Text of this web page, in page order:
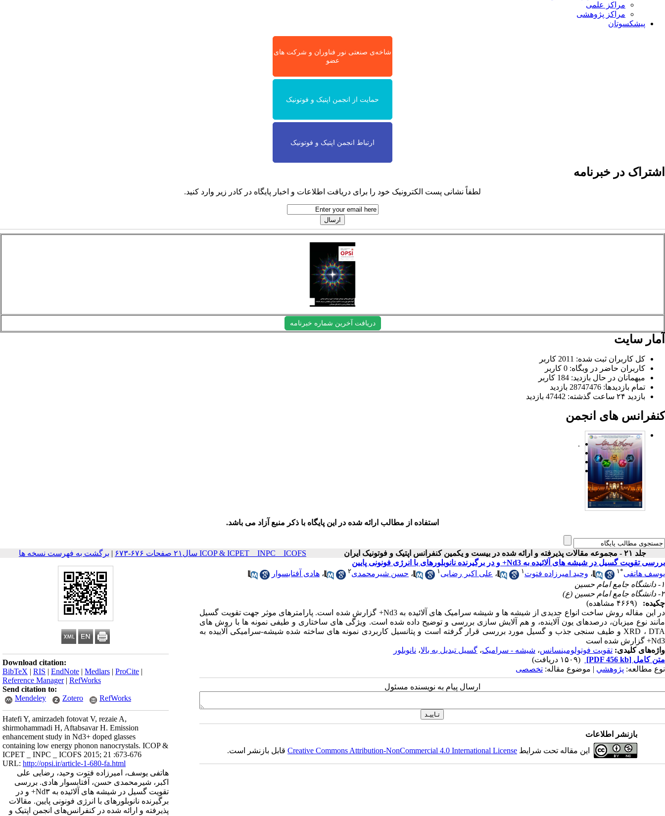
مراکز علمی
مراکز پژوهشی
پیشکسوتان
شاخه‌ی صنعتی نور فناوران و شرکت های
عضو
حمایت از انجمن اپتیک و فوتونیک
ارتباط انجمن اپتیک و فوتونیک
اشتراک در خبرنامه
لطفاً نشانی پست الکترونیک خود را برای دریافت اطلاعات و اخبار پایگاه در کادر زیر وارد کنید.
دریافت آخرین شماره خبرنامه
آمار سایت
کل کاربران ثبت شده: 2011 کاربر
کاربران حاضر در وبگاه: 0 کاربر
میهمانان در حال بازدید: 184 کاربر
تمام بازدید‌ها: 28747476 بازدید
بازدید ۲۴ ساعت گذشته: 47442 بازدید
کنفرانس های انجمن
.
استفاده از مطالب ارائه شده در این پایگاه با ذکر منبع آزاد می باشد.
جلد ۲۱ - مجموعه مقالات پذیرفته و ارائه شده در بیست و یکمین کنفرانس اپتیک و فوتونیک ایران ICOP & ICPET _ INPC _ ICOFS سال۲۱ صفحات ۶۷۶-۶۷۳ | برگشت به فهرست نسخه ها
Download citation:
BibTeX | RIS | EndNote | Medlars | ProCite |
Reference Manager| RefWorks
Send citation to:
Mendeley
Zotero RefWorks
Hatefi Y, amirzadeh fotovat V, rezaie A,
shirmohammadi H, Aftabsavar H. Emission
enhancement study in Nd3+ doped glasses
containing low energy phonon nanocrystals. ICOP &
ICPET _ INPC _ ICOFS 2015; 21 :673-676
URL: http://opsi.ir/article-1-680-fa.html
هاتفی یوسف، امیرزاده فتوت وحید، رضایی علی
اکبر، شیرمحمدی حسن، آفتابسوار هادی. بررسی
تقویت گسیل در شیشه های آلائیده به Nd۳+ و در
برگیرنده نانوبلورهای با انرژی فونونی پایین. مقالات
پذیرفته و ارائه شده در کنفرانس‌های انجمن اپتیک و
بررسی تقویت گسیل در شیشه های آلائیده به Nd3+ و در برگیرنده نانوبلورهای با انرژی فونونی پایین
یوسف هاتفی*۱ ، وحید امیرزاده فتوت ۱ ، علی اکبر رضایی ۱ ، حسن شیرمحمدی۲ ، هادی آفتابسوار
۱- دانشگاه جامع امام حسین
۲- دانشگاه جامع امام حسین (ع)
چکیده:
(۴۶۶۹ مشاهده)
در این مقاله روش ساخت انواع جدیدی از شیشه ها و شیشه سرامیک های آلائیده به Nd3+ گزارش شده است. پارامترهای موثر جهت تقویت گسیل
مانند نوع میزبان، درصدهای یون آلاینده، و هم آلایش سازی بررسی و توضیح داده شده است. ویژگی های ساختاری و طیفی نمونه ها با روش های
XRD ، DTA و طیف سنجی جذب و گسیل مورد بررسی قرار گرفته است و پتانسیل کاربردی نمونه های ساخته شده شیشه-سرامیکی آلاییده به
Nd3+ گزارش شده است
واژه‌های کلیدی: تقویت فوتولومینسانس، شیشه - سرامیک، گسیل تبدیل به بالا، نانوبلور
متن کامل [PDF 456 kb]
(۱۵۰۹ دریافت)
نوع مطالعه: پژوهشي | موضوع مقاله: تخصصی
ارسال پیام به نویسنده مسئول
بازنشر اطلاعات
این مقاله تحت شرایط Creative Commons Attribution-NonCommercial 4.0 International Licenseقابل بازنشر است.